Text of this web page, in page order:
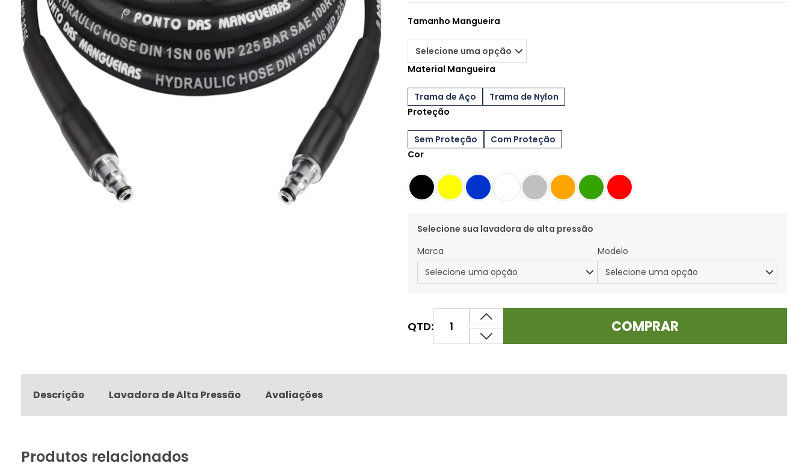
Tamanho Mangueira
Material Mangueira
Trama de Aço
Trama de Nylon
Proteção
Sem Proteção
Com Proteção
Cor
QTD: COMPRAR
Selecione sua lavadora de alta pressão
Marca
Modelo
Descrição Lavadora de Alta Pressão Avaliações
Produtos relacionados